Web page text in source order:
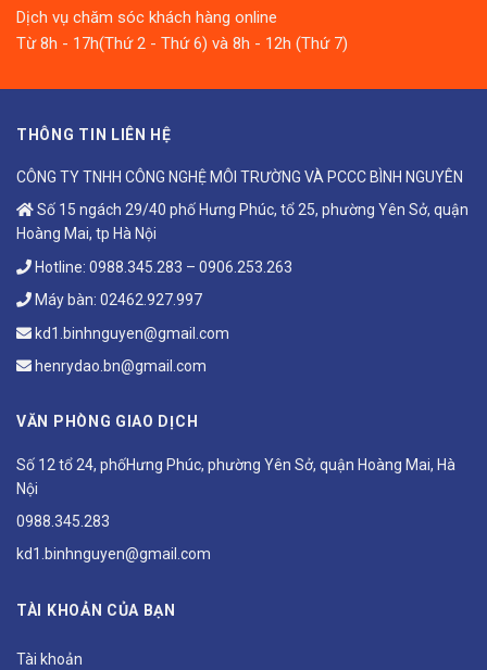
Dịch vụ chăm sóc khách hàng online
Từ 8h - 17h(Thứ 2 - Thứ 6) và 8h - 12h (Thứ 7)
THÔNG TIN LIÊN HỆ
CÔNG TY TNHH CÔNG NGHỆ MÔI TRƯỜNG VÀ PCCC BÌNH NGUYÊN
Số 15 ngách 29/40 phố Hưng Phúc, tổ 25, phường Yên Sở, quận
Hoàng Mai, tp Hà Nội
Hotline: 0988.345.283 – 0906.253.263
Máy bàn: 02462.927.997
kd1.binhnguyen@gmail.com
henrydao.bn@gmail.com
VĂN PHÒNG GIAO DỊCH
Số 12 tổ 24, phốHưng Phúc, phường Yên Sở, quận Hoàng Mai, Hà
Nội
0988.345.283
kd1.binhnguyen@gmail.com
TÀI KHOẢN CỦA BẠN
Tài khoản